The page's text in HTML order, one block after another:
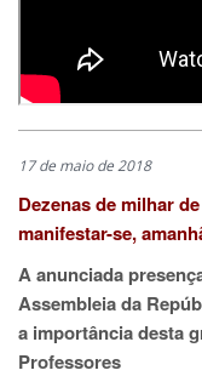
17 de maio de 2018
Dezenas de milhar
manifestar-se,
A anunciada
Assembleia da
a importância desta
Professores